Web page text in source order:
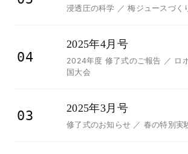
浸透圧の科学 ／ 梅ジュースづく
04
2025年4月号
2024年度 修了式のご報告 ／ ロ
国大会
03 2025年3月号
修了式のお知らせ ／ 春の特別実